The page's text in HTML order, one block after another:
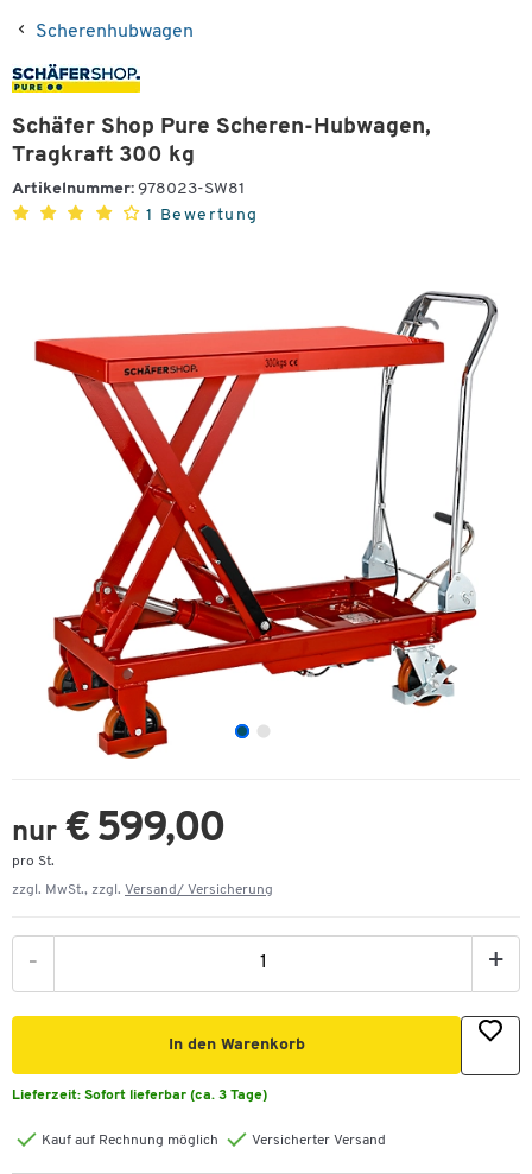
Scherenhubwagen
Schäfer Shop Pure Scheren-Hubwagen,
Tragkraft 300 kg
Artikelnummer: 978023-SW81
1 Bewertung
nur € 599,00
pro St.
zzgl. MwSt., zzgl. Versand/ Versicherung
- +
In den Warenkorb
Lieferzeit: Sofort lieferbar (ca. 3 Tage)
Kauf auf Rechnung möglich Versicherter Versand